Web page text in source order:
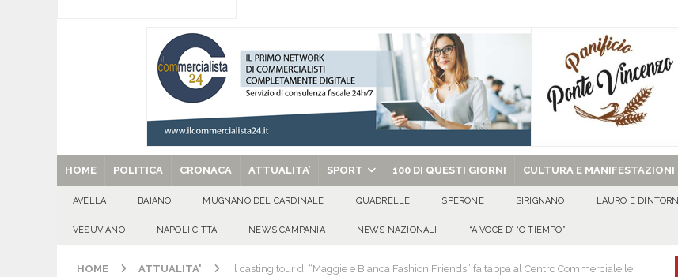
[ 29/08/2025 ] SANT’Oggi. Venerdì 29 agosto la chiesa celebra il Martirio di san Giovanni Battista e santa Sabina
HOME POLITICA CRONACA ATTUALITA’ SPORT 100 DI QUESTI GIORNI CULTURA E MANIFESTAZIONI
AVELLA BAIANO MUGNANO DEL CARDINALE QUADRELLE SPERONE SIRIGNANO LAURO E DINTORNI
VESUVIANO NAPOLI CITTÀ NEWS CAMPANIA NEWS NAZIONALI “A VOCE D’ ‘O TIEMPO”
HOME ATTUALITA' Il casting tour di “Maggie e Bianca Fashion Friends” fa tappa al Centro Commerciale le